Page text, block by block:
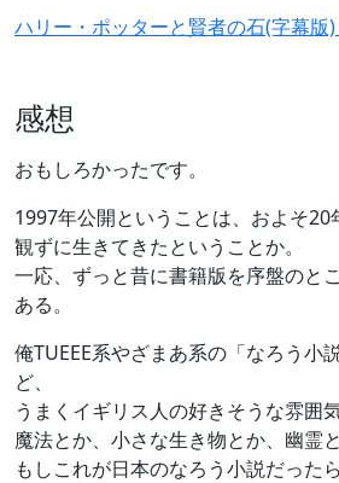
ハリー・ポッターと賢者の石(字幕版
感想
おもしろかったです。
1997年公開ということは、およそ20
観ずに生きてきたということか。
一応、ずっと昔に書籍版を序盤のと
ある。
俺TUEEE系やざまあ系の「なろう小
ど、
うまくイギリス人の好きそうな雰囲
魔法とか、小さな生き物とか、幽霊と
もしこれが日本のなろう小説だった